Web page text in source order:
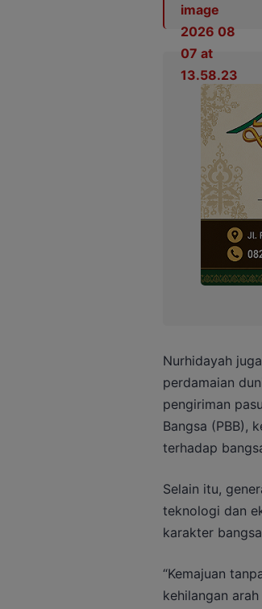
Nurhidayah
perdamaian
pengiriman
Bangsa (PBB),
terhadap
Selain itu,
teknologi dan
karakter
“Kemajuan
kehilangan